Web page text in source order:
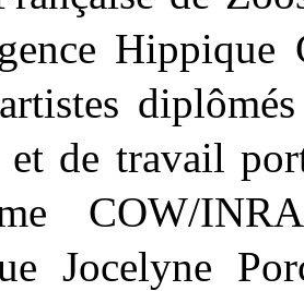
Hippique
de travail
COW/
Jocelyne